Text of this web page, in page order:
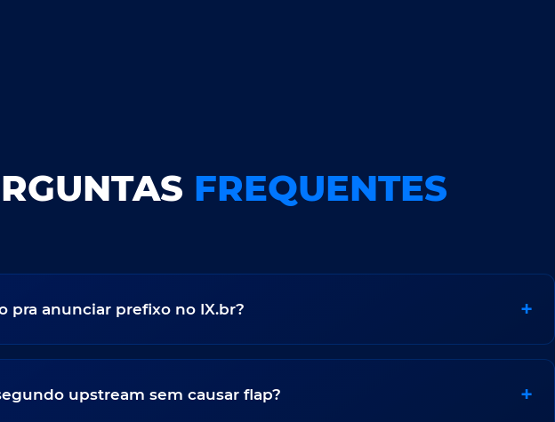
FREQUENTES
pra anunciar prefixo no IX.br?
upstream sem causar flap?